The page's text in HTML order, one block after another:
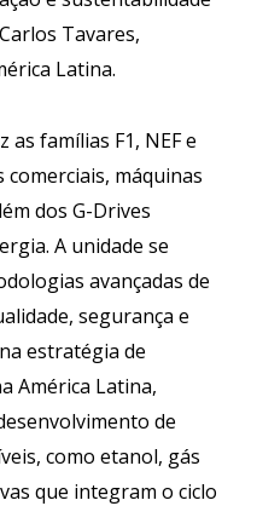
Tavares,
Latina.
famílias F1, NEF e
comerciais, máquinas
dos G-Drives
A unidade se
avançadas de
segurança e
estratégia de
América Latina,
de
como etanol, gás
que integram o ciclo